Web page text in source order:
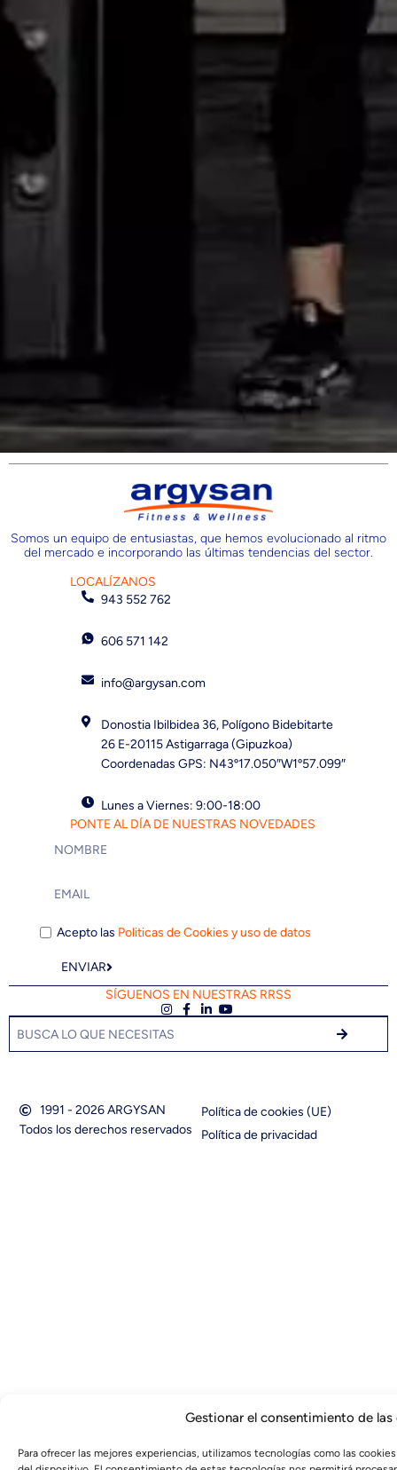
Gestionar el consentimiento de las
Para ofrecer las mejores experiencias, utilizamos tecnologías como las
Somos un equipo de entusiastas, que hemos evolucionado al ritmo
del mercado e incorporando las últimas tendencias del sector.
LOCALÍZANOS
943 552 762
606 571 142
info@argysan.com
Donostia Ibilbidea 36, Polígono Bidebitarte
26 E-20115 Astigarraga (Gipuzkoa)
Coordenadas GPS: N43º17.050″W1º57.099″
Lunes a Viernes: 9:00-18:00
PONTE AL DÍA DE NUESTRAS NOVEDADES
Acepto las Politicas de Cookies y uso de datos
ENVIAR
SÍGUENOS EN NUESTRAS RRSS
1991 - 2026 ARGYSAN
Todos los derechos reservados
Política de cookies (UE)
Política de privacidad